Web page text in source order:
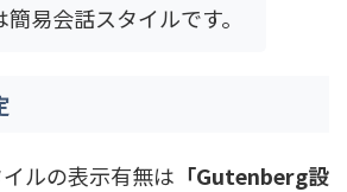
簡易会話スタイルです。
ルの表示有無は 「Gutenberg設